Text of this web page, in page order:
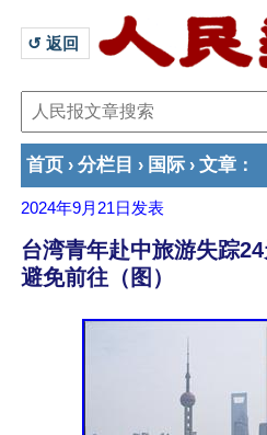
↺ 返回
首页 › 分栏目 › 国际 › 文章 ：
2024年9月21日 发表
台湾青年赴中旅游失踪
避免前往（图）